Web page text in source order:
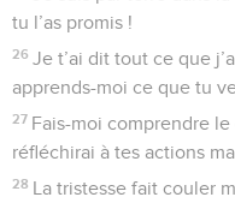
tu l’as promis !
26 Je t’ai dit tout ce que
apprends-moi ce que tu
27 Fais-moi comprendre
réfléchirai à tes actions
28 La tristesse fait couler